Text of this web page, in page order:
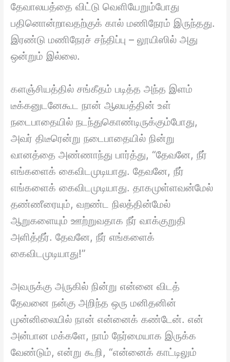
தேவாலயத்தை விட்டு வெளியேறும்போது
பதினொன்றாவதற்குக் கால் மணிநேரம் இருந்தது.
இரண்டு மணிநேரச் சந்திப்பு – லூயிஸில் அது
ஒன்றும் இல்லை.
களஞ்சியத்தில் சங்கீதம் படித்த அந்த இளம்
டீக்கனுடனேகூட நான் ஆலயத்தின் உள்
நடைபாதையில் நடந்துகொண்டிருக்கும்போது,
அவர் திடீரென்று நடைபாதையில் நின்று
வானத்தை அண்ணாந்து பார்த்து, “தேவனே, நீர்
எங்களைக் கைவிடமுடியாது. தேவனே, நீர்
எங்களைக் கைவிடமுடியாது. தாகமுள்ளவன்மேல்
தண்ணீரையும், வறண்ட நிலத்தின்மேல்
ஆறுகளையும் ஊற்றுவதாக நீர் வாக்குறுதி
அளித்தீர். தேவனே, நீர் எங்களைக்
கைவிடமுடியாது!”
அவருக்கு அருகில் நின்று என்னை விடத்
தேவனை நன்கு அறிந்த ஒரு மனிதனின்
முன்னிலையில் நான் என்னைக் கண்டேன். என்
அன்பான மக்களே, நாம் நேர்மையாக இருக்க
வேண்டும், என்று கூறி, “என்னைக் காட்டிலும்